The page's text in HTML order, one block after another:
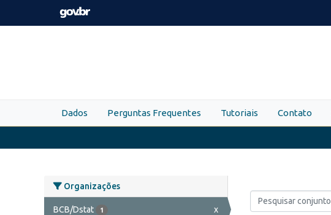
Skip to main content
Dados Perguntas Frequentes Tutoriais Contato
Organizações
BCB/Dstat 1 x